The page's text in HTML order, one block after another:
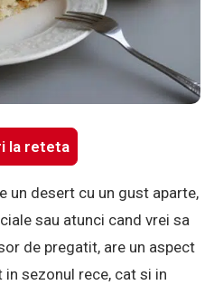
la reteta
un desert cu un gust aparte,
sau atunci cand vrei sa
de pregatit, are un aspect
sezonul rece, cat si in